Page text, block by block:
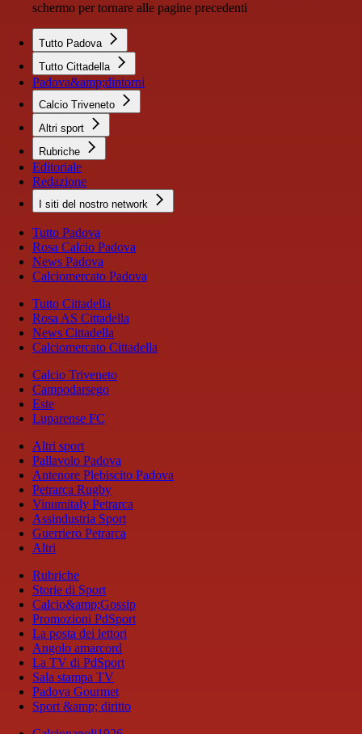
schermo per tornare alle pagine precedenti
Tutto Padova
Tutto Cittadella
Padova&amp;dintorni
Calcio Triveneto
Altri sport
Rubriche
Editoriale
Redazione
I siti del nostro network
Tutto Padova
Rosa Calcio Padova
News Padova
Calciomercato Padova
Tutto Cittadella
Rosa AS Cittadella
News Cittadella
Calciomercato Cittadella
Calcio Triveneto
Campodarsego
Este
Luparense FC
Altri sport
Pallavolo Padova
Antenore Plebiscito Padova
Petrarca Rugby
Vinumitaly Petrarca
Assindustria Sport
Guerriero Petrarca
Altri
Rubriche
Storie di Sport
Calcio&amp;Gossip
Promozioni PdSport
La posta dei lettori
Angolo amarcord
La TV di PdSport
Sala stampa TV
Padova Gourmet
Sport &amp; diritto